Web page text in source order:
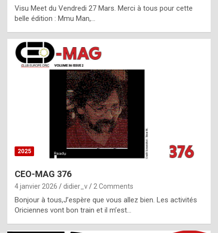
l
c
h
i
s
t
o
r
p
e
c
i
Visu Meet du Vendredi 27 Mars. Merci à tous pour cette
belle édition : Mmu Man,…
2025
CEO-MAG 376
4 janvier 2026 didier_v 2 Comments
Bonjour à tous,J’espère que vous allez bien. Les activités
Oriciennes vont bon train et il m’est…